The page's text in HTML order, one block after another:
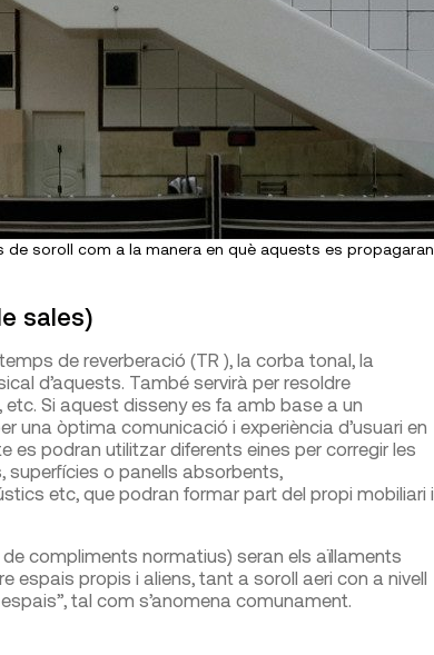
soroll com a la manera en què aquests es propagaran
sales)
de reverberació (TR ), la corba tonal, la
d’aquests. També servirà per resoldre
Si aquest disseny es fa amb base a un
una òptima comunicació i experiència d’usuari en
es podran utilitzar diferents eines per corregir les
superfícies o panells absorbents,
etc, que podran formar part del propi mobiliari i
compliments normatius) seran els aïllaments
espais propis i aliens, tant a soroll aeri con a nivell
tal com s’anomena comunament.